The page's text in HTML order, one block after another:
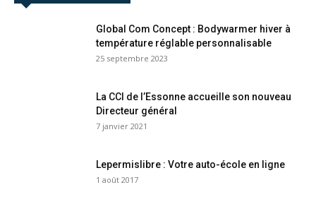
Global Com Concept : Bodywarmer hiver à
température réglable personnalisable
25 septembre 2023
La CCI de l’Essonne accueille son nouveau
Directeur général
7 janvier 2021
Lepermislibre : Votre auto-école en ligne
1 août 2017